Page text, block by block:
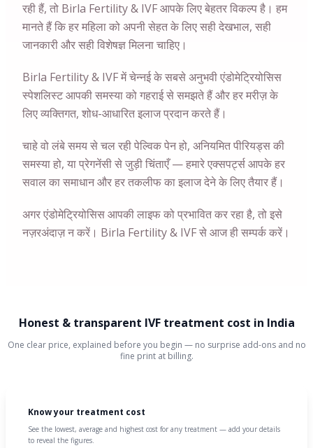
रही हैं, तो Birla Fertility & IVF आपके लिए बेहतर विकल्प है। हम
मानते हैं कि हर महिला को अपनी सेहत के लिए सही देखभाल, सही
जानकारी और सही विशेषज्ञ मिलना चाहिए।
Birla Fertility & IVF मेंचेन्नईके सबसे अनुभवी एंडोमेट्रियोसिस
स्पेशलिस्ट आपकी समस्या को गहराई से समझते हैं और हर मरीज़ के
लिए व्यक्तिगत, शोध-आधारित इलाज प्रदान करते हैं।
चाहे वो लंबे समय से चल रही पेल्विक पेन हो, अनियमित पीरियड्स की
समस्या हो, या प्रेगनेंसी से जुड़ी चिंताएँ — हमारे एक्सपर्ट्स आपके हर
सवाल का समाधान और हर तकलीफ का इलाज देने के लिए तैयार हैं।
अगर एंडोमेट्रियोसिस आपकी लाइफ को प्रभावित कर रहा है, तो इसे
नज़रअंदाज़ न करें। Birla Fertility & IVF से आज ही सम्पर्क करें।
Honest & transparent IVF treatment cost in India
One clear price, explained before you begin — no surprise add-ons and no
fine print at billing.
Know your treatment cost
See the lowest, average and highest cost for any treatment — add your details
to reveal the figures.